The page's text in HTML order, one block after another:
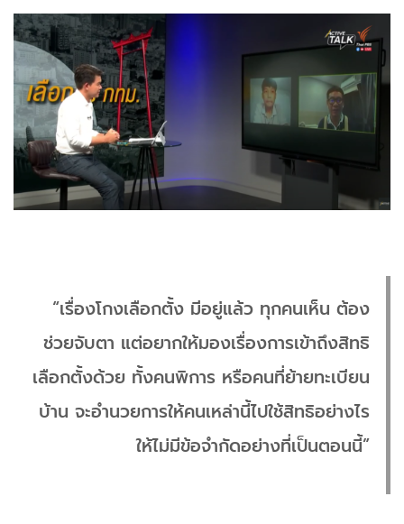
“เรื่องโกงเลือกตั้ง มีอยู่แล้ว ทุกคนเห็น ต้อง
ช่วยจับตา แต่อยากให้มองเรื่องการเข้าถึงสิทธิ
เลือกตั้งด้วย ทั้งคนพิการ หรือคนที่ย้ายทะเบียน
บ้าน จะอำนวยการให้คนเหล่านี้ไปใช้สิทธิอย่างไร
ให้ไม่มีข้อจำกัดอย่างที่เป็นตอนนี้”